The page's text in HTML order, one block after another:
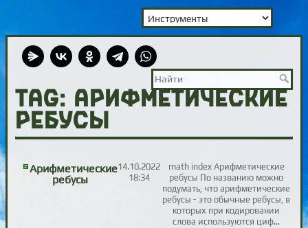
TAG: арифметические
ребусы
Арифметические
ребусы
14.10.2022
18:34
math index Арифметические
ребусы По названию можно
подумать, что арифметические
ребусы - это обычные ребусы, в
которых при кодировании
слова используются циф…